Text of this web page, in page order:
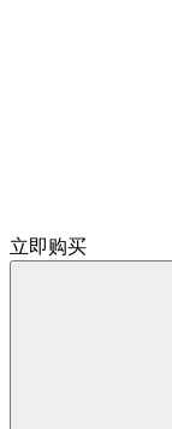
立即购买